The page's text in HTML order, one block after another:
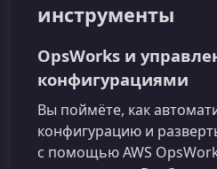
инструменты
OpsWorks и
конфигурациями
Вы поймёте, как
конфигурацию и
с помощью AWS